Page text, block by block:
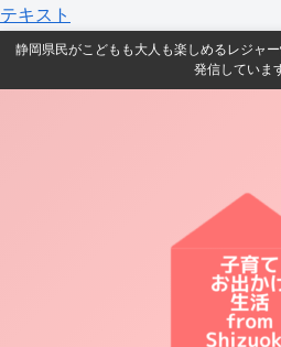
テキスト
静岡県民がこどもも大人も楽しめるレジャ
発信していま